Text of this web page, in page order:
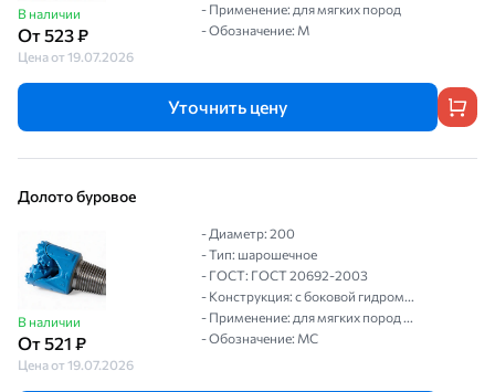
В наличии
От 523 ₽
Цена от 19.07.2026
- Применение: для мягких пород
- Обозначение: М
Уточнить цену
Долото буровое
В наличии
От 521 ₽
Цена от 19.07.2026
- Диаметр: 200
- Тип: шарошечное
- ГОСТ: ГОСТ 20692-2003
- Конструкция: с боковой гидром...
- Применение: для мягких пород ...
- Обозначение: МС